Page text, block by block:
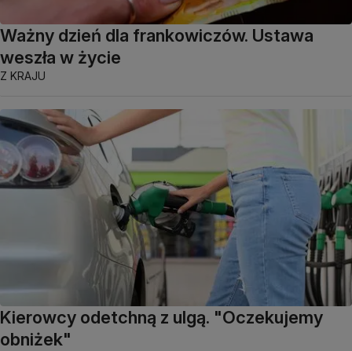
Ważny dzień dla frankowiczów. Ustawa
weszła w życie
Z KRAJU
Kierowcy odetchną z ulgą. "Oczekujemy
obniżek"